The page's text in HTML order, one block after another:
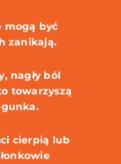
mogą być
zanikają.
nagły ból
towarzyszą
cierpią lub